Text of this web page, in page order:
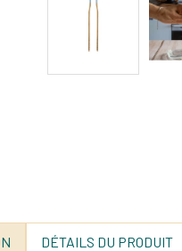
DÉTAILS DU PRODUIT